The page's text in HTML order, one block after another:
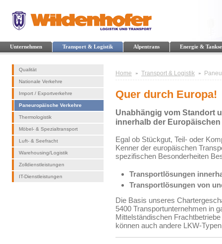
Unternehmen Transport & Logistik Alpentrans Energie &
Qualität
Nationale Verkehre
Import / Exportverkehre
Paneuropäische Verkehre
Thermologistik
Möbel- & Spezialtransport
Luft- & Seefracht
Warehousing/Logistik
Zolldienstleistungen
IT-Dienstleistungen
Home Transport & Logistik
Quer durch Europa!
Unabhängig vom Standort
innerhalb der
Egal ob Stückgut, Teil- oder
Kenner der europäischen
spezifischen Besonderheiten
Transportlösungen
Transportlösungen von
Die Basis unseres
5400 Transportunternehmen in
Mittelständischen
können auch andere LKW-